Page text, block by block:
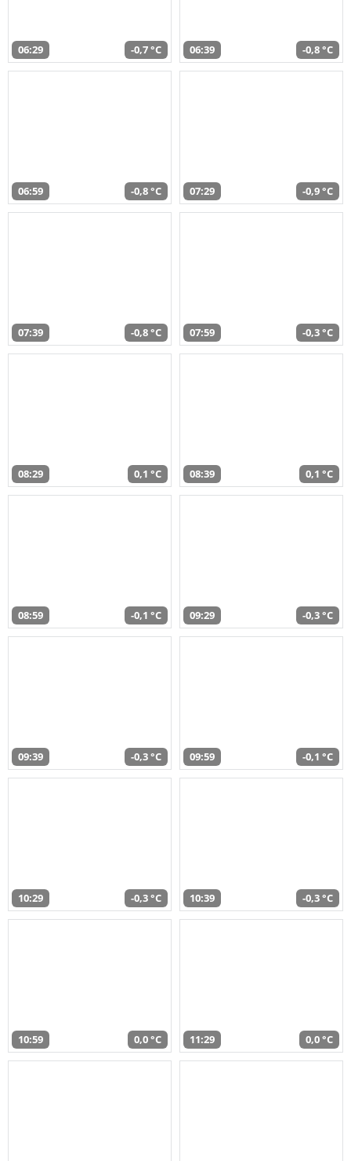
06:29 -0,7 °C 06:39 -0,8 °C
06:59 -0,8 °C 07:29 -0,9 °C
07:39 -0,8 °C 07:59 -0,3 °C
08:29 0,1 °C 08:39 0,1 °C
08:59 -0,1 °C 09:29 -0,3 °C
09:39 -0,3 °C 09:59 -0,1 °C
10:29 -0,3 °C 10:39 -0,3 °C
10:59 0,0 °C 11:29 0,0 °C